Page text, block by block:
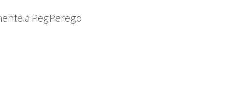
a PegPerego